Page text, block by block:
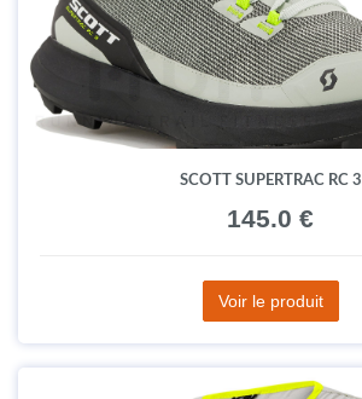
SCOTT SUPERTRAC RC 3
145.0 €
Voir le produit